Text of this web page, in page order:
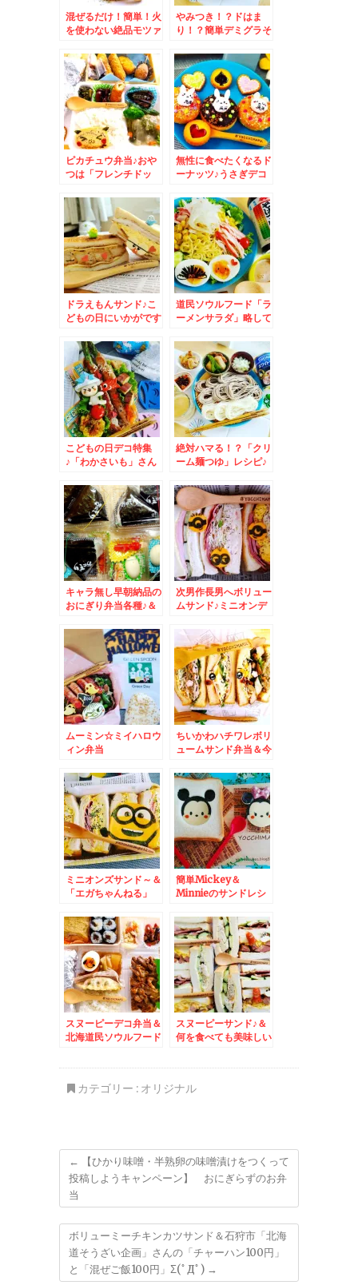
混ぜるだけ！簡単！火
を使わない絶品モツァ
やみつき！？ドはま
り！？簡単デミグラそ
シピ画像付き♪火は使
わないですよ～
ピカチュウ弁当♪おや
つは「フレンチドッ
サンのラスク？？いえ
いえ「クルンジ」と
「パリパリチーズ」旨
っ(*´艸`*)
無性に食べたくなるド
ーナッツ♪うさぎデコ
が家でも使ってます。
「さぬきシセイ」さん
の「絹光そうめん」
「弦腰ひやむぎ」スー
パーでも買えますよ～
ドラえもんサンド♪こ
どもの日にいかがです
道民ソウルフード「ラ
ーメンサラダ」略して
夏休みご飯にもおすす
め＾＾
こどもの日デコ特集
♪「わかさいも」さん
が絶品！！！！！！
絶対ハマる！？「クリ
ーム麺つゆ」レシピ♪
止！！火を使わないレ
シピ
キャラ無し早朝納品の
おにぎり弁当各種♪＆
さんの「とりあし」が
美味しい(*´艸`*)お肉
屋さんだったんだって
(*´艸`*)
次男作長男へボリュー
ムサンド♪ミニオンデ
ねん が気になって＾
＾♪
ムーミン☆ミイハロウ
ィン弁当
ちいかわハチワレボリ
ュームサンド弁当＆今
菜亭本店」さんの「日
替わり弁当」がお得で
美味しすぎるっ(*´艸
`*)おこわウマ
ッ！！！！！
ミニオンズサンド～＆
「エガちゃんねる」
プス」「黒胡椒風味ポ
テトチップス」うまし
ら～(*´艸`*)
簡単Mickey＆
Minnieのサンドレシ
「青藍せいらん」さん
の「ルーローハン」と
「大きな餃子」あぁ絶
品(*´艸`*)
スヌーピーデコ弁当＆
北海道民ソウルフード
スヌーピーサンド♪＆
何を食べても美味しい
カテゴリー : オリジナル
←
【ひかり味噌・半熟卵の味噌漬けをつくって
投稿しようキャンペーン】 おにぎらずのお弁
当
ボリューミーチキンカツサンド＆石狩市「北海
道そうざい企画」さんの「チャーハン100円」
と「混ぜご飯100円」Σ(ﾟДﾟ) →